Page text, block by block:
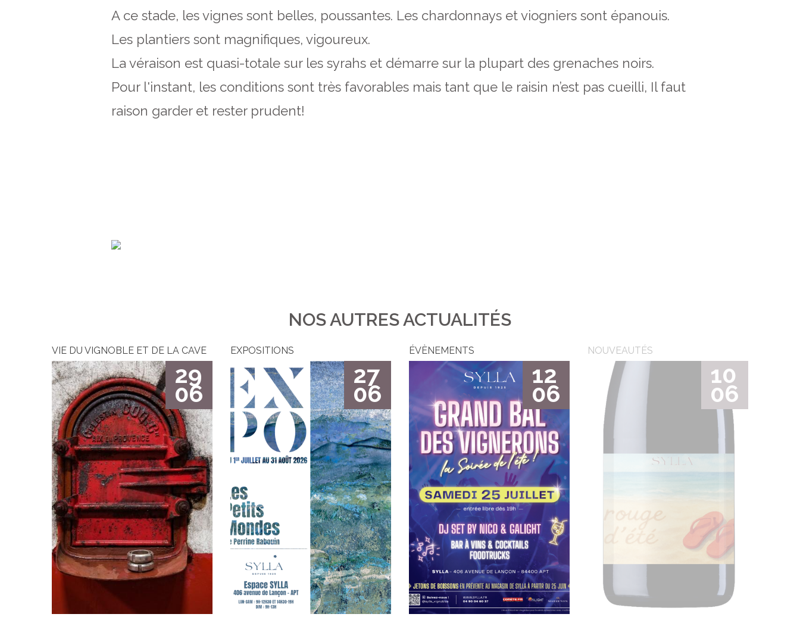
A ce stade, les vignes sont belles, poussantes. Les chardonnays et viogniers sont épanouis.
Les plantiers sont magnifiques, vigoureux.
La véraison est quasi-totale sur les syrahs et démarre sur la plupart des grenaches noirs.
Pour l'instant, les conditions sont très favorables mais tant que le raisin n’est pas cueilli, Il faut
raison garder et rester prudent!
NOS AUTRES ACTUALITÉS
VIE DU VIGNOBLE ET DE LA CAVE
29
06
EXPOSITIONS
27
06
ÉVÈNEMENTS
12
06
NOUVEAUTÉS
10
06